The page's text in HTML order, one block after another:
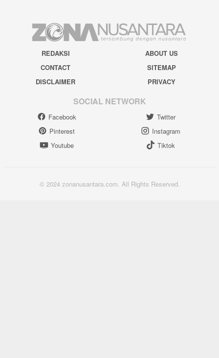
REDAKSI
ABOUT US
CONTACT
SITEMAP
DISCLAIMER
PRIVACY
SOCIAL NETWORK
Facebook
Twitter
Pinterest
Instagram
Youtube
Tiktok
© 2024 zonanusantara.com. All Rights Reserved.